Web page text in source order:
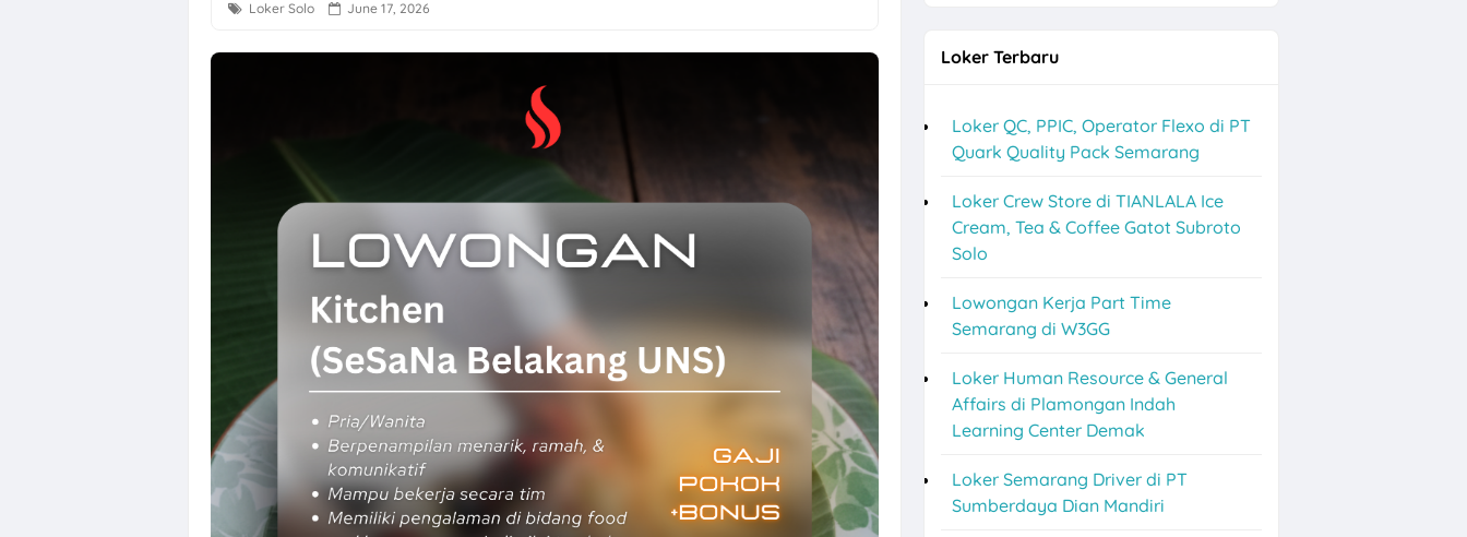
Loker Agustus 2026 di Astra Daihatsu Klaten & Solo
Loker Karanganyar HRD, Gudang, Keuangan, dll di Sweet Ten
Lowongan Kerja F&B Solo dan Sukoharjo di Es Teh Mas Karebet
Loker Solo Bulan Agustus 2026 di Kosi Kost
Lowongan Kerja 10 Posisi di Candi Elektronik Sukoharjo
Loker Pecel Pepe Semarang Posisi Crew Outlet
Loker Digital Marketing Sukoharjo di PT Elvas Grafika Indonesia
Loker Sukoharjo 5 Posisi CV Tiga Likuid Plastindo & PT Likuid Pharmalab Indonesia
Loker QC, PPIC, Operator Flexo di PT Quark Quality Pack Semarang
Loker Crew Store di TIANLALA Ice Cream, Tea & Coffee Gatot Subroto Solo
Loker Solo June 17, 2026
Loker Terbaru
Loker QC, PPIC, Operator Flexo di PT
Quark Quality Pack Semarang
Loker Crew Store di TIANLALA Ice
Cream, Tea & Coffee Gatot Subroto
Solo
Lowongan Kerja Part Time
Semarang di W3GG
Loker Human Resource & General
Affairs di Plamongan Indah
Learning Center Demak
Loker Semarang Driver di PT
Sumberdaya Dian Mandiri